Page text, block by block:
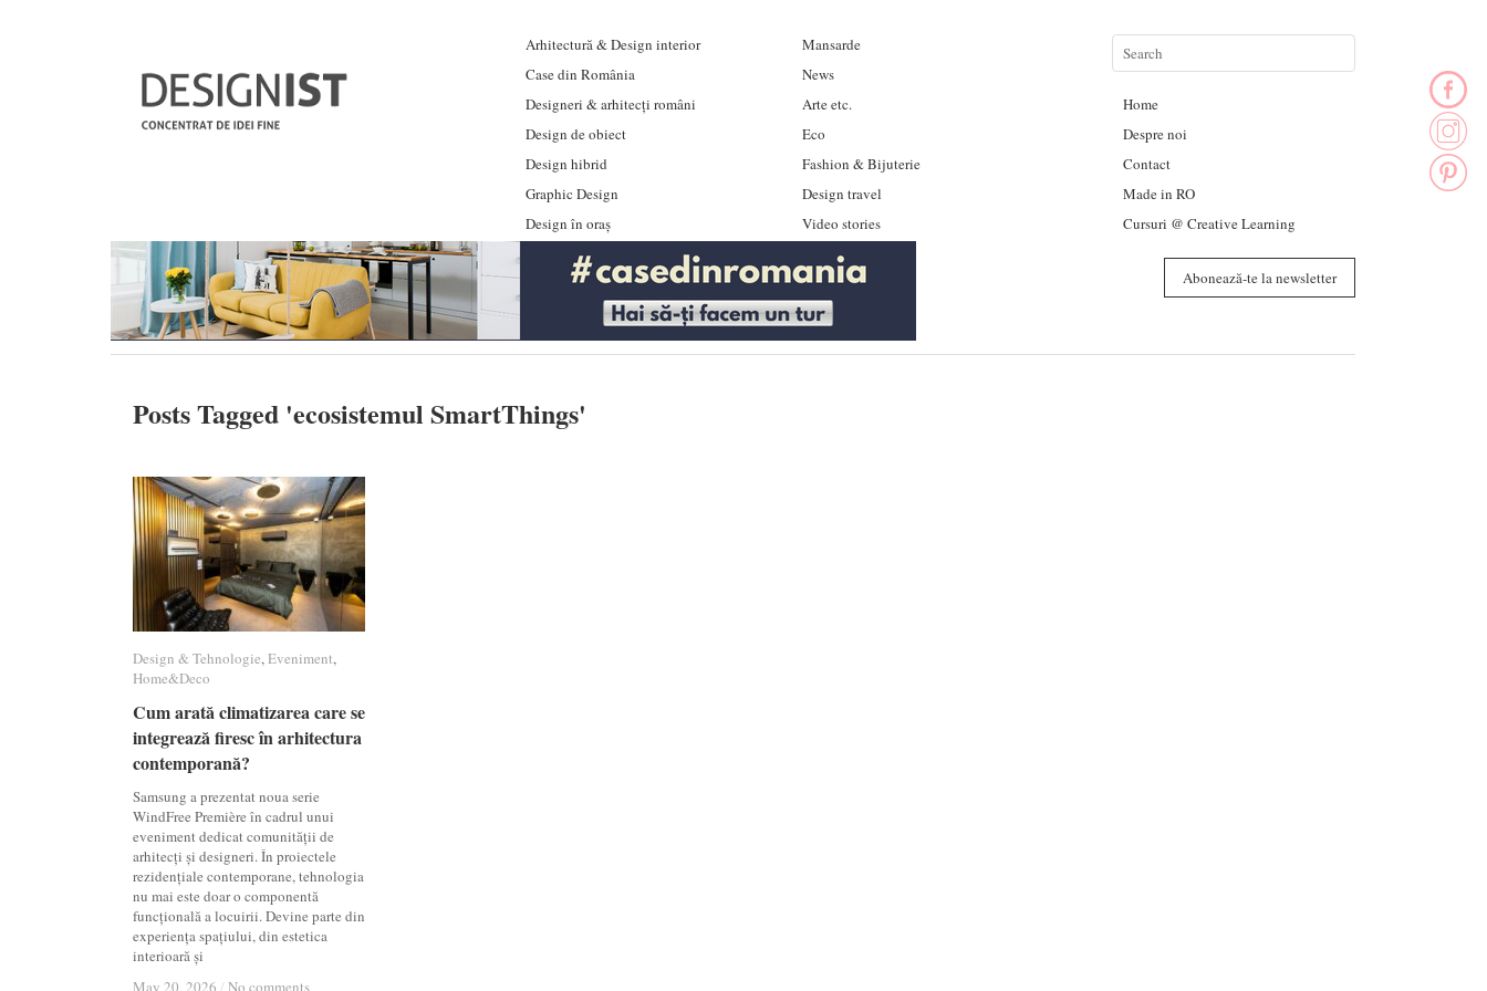
Arhitectură & Design interior
Case din România
Designeri & arhitecți români
Design de obiect
Design hibrid
Graphic Design
Design în oraș
Mansarde
News
Arte etc.
Eco
Fashion & Bijuterie
Design travel
Video stories
Home
Despre noi
Contact
Made in RO
Cursuri @ Creative Learning
Abonează-te la newsletter
Posts Tagged 'ecosistemul SmartThings'
Design & Tehnologie,Eveniment,
Home&Deco
Cum arată climatizarea care se
integrează firesc în arhitectura
contemporană?
Samsung a prezentat noua serie
WindFree Première în cadrul unui
eveniment dedicat comunității de
arhitecți și designeri. În proiectele
rezidențiale contemporane, tehnologia
nu mai este doar o componentă
funcțională a locuirii. Devine parte din
experiența spațiului, din estetica
interioară și
May 20, 2026 / No comments
Design & Tehnologie Eveniment
Home&Deco
Cum arată climatizarea care se
integrează firesc în arhitectura
contemporană?
May 20, 2026 / No comments